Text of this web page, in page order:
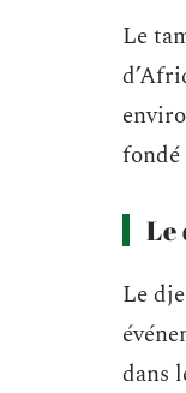
Le
fondé
Le
Le
dans